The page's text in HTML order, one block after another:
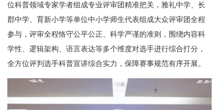
位科普领域专家学者组成专业评审团精准把关，雅礼中学、长
郡中学、育新小学等单位中小学师生代表组成大众评审团全程
参与，评审全程恪守公平公正、科学严谨的准则，围绕内容科
学性、逻辑架构、语言表达等多个维度对选手进行综合打分，
全方位评判选手科普宣讲综合实力，保障赛事规范有序开展。